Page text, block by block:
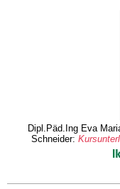
Dipl.Päd.Ing Eva
Schneider: